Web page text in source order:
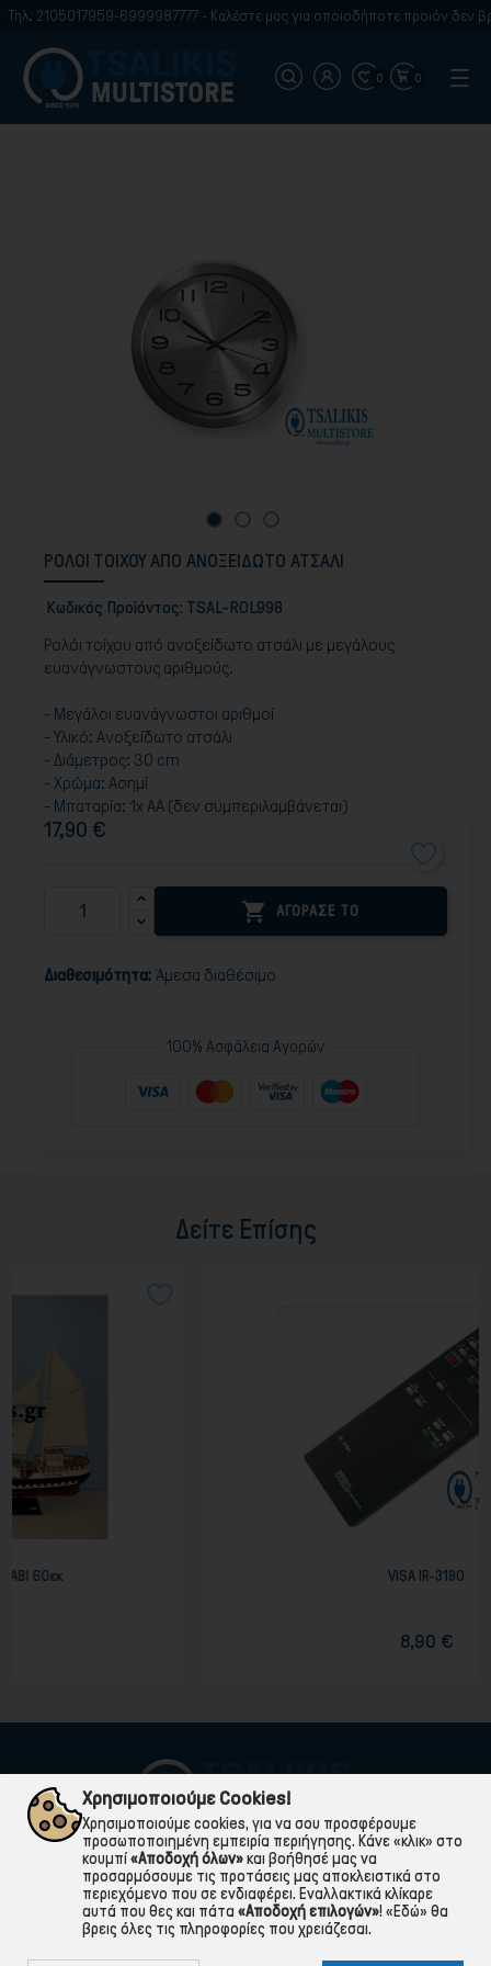
2105017959-6999987777 - Καλέστε μας για οποιοδήποτε προιόν δεν
0 0
ΡΟΛΟΙ ΤΟΙΧΟΥ ΑΠΟ ΑΝΟΞΕΙΔΩΤΟ ΑΤΣΑΛΙ
Κωδικός Προϊόντος: TSAL-ROL998
Ρολόι τοίχου από ανοξείδωτο ατσάλι με μεγάλους
ευανάγνωστους αριθμούς.
- Μεγάλοι ευανάγνωστοι αριθμοί
- Υλικό: Ανοξείδωτο ατσάλι
- Διάμετρος: 30 cm
- Χρώμα: Ασημί
- Μπαταρία: 1x AA (δεν συμπεριλαμβάνεται)
17,90 €
 ΑΓΟΡΑΣΕ ΤΟ
Διαθεσιμότητα: Άμεσα διαθέσιμο
100% Ασφάλεια Αγορών
Δείτε Επίσης
ΠΛΗΡΟΦΟΡΙΕΣ
Χρησιμοποιούμε Cookies!
Χρησιμοποιούμε cookies, για να σου προσφέρουμε
προσωποποιημένη εμπειρία περιήγησης. Κάνε «κλικ» στο
κουμπί«Αποδοχή όλων»και βοήθησέ μας να
προσαρμόσουμε τις προτάσεις μας αποκλειστικά στο
περιεχόμενο που σε ενδιαφέρει. Εναλλακτικά κλίκαρε
αυτά που θες και πάτα «Αποδοχή επιλογών»! «Εδώ» θα
βρεις όλες τις πληροφορίες που χρειάζεσαι.